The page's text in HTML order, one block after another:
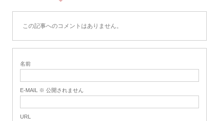
この記事へのコメントはありません。
名前
E-MAIL ※ 公開されません
URL